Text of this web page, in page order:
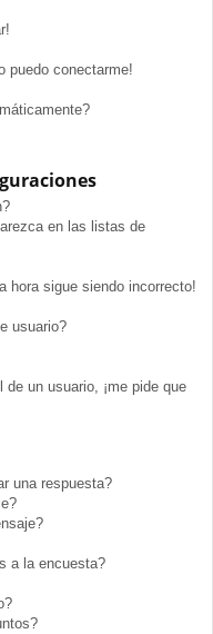
puedo conectarme!
en las listas de
hora sigue siendo incorrecto!
usuario?
un usuario, ¡me pide que
una respuesta?
a la encuesta?